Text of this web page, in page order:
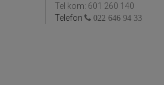
Tel kom: 601 260 140
Telefon
022 646 94 33